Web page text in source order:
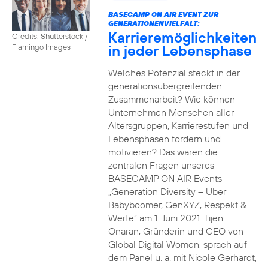
Credits: Shutterstock /
Flamingo Images
BASECAMP ON AIR EVENT ZUR
GENERATIONENVIELFALT:
Karrieremöglichkeiten
in jeder Lebensphase
Welches Potenzial steckt in der
generationsübergreifenden
Zusammenarbeit? Wie können
Unternehmen Menschen aller
Altersgruppen, Karrierestufen und
Lebensphasen fördern und
motivieren? Das waren die
zentralen Fragen unseres
BASECAMP ON AIR Events
„Generation Diversity – Über
Babyboomer, GenXYZ, Respekt &
Werte“ am 1. Juni 2021. Tijen
Onaran, Gründerin und CEO von
Global Digital Women, sprach auf
dem Panel u. a. mit Nicole Gerhardt,